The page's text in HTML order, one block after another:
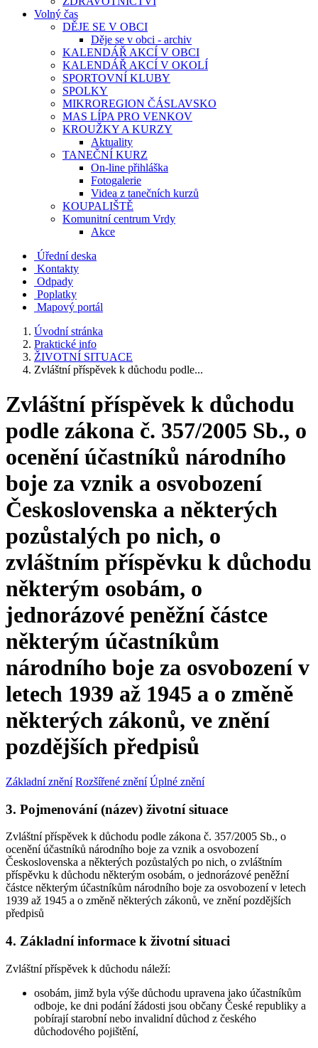
Volný čas
DĚJE SE V OBCI
Děje se v obci - archiv
KALENDÁŘ AKCÍ V OBCI
KALENDÁŘ AKCÍ V OKOLÍ
SPORTOVNÍ KLUBY
SPOLKY
MIKROREGION ČÁSLAVSKO
MAS LÍPA PRO VENKOV
KROUŽKY A KURZY
Aktuality
TANEČNÍ KURZ
On-line přihláška
Fotogalerie
Videa z tanečních kurzů
KOUPALIŠTĚ
Komunitní centrum Vrdy
Akce
Úřední deska
Kontakty
Odpady
Poplatky
Mapový portál
Úvodní stránka
Praktické info
ŽIVOTNÍ SITUACE
Zvláštní příspěvek k důchodu podle...
Zvláštní příspěvek k důchodu
podle zákona č. 357/2005 Sb., o
ocenění účastníků národního
boje za vznik a osvobození
Československa a některých
pozůstalých po nich, o
zvláštním příspěvku k důchodu
některým osobám, o
jednorázové peněžní částce
některým účastníkům
národního boje za osvobození v
letech 1939 až 1945 a o změně
některých zákonů, ve znění
pozdějších předpisů
Základní znění Rozšířené znění Úplné znění
3. Pojmenování (název) životní situace
Zvláštní příspěvek k důchodu podle zákona č. 357/2005 Sb., o
ocenění účastníků národního boje za vznik a osvobození
Československa a některých pozůstalých po nich, o zvláštním
příspěvku k důchodu některým osobám, o jednorázové peněžní
částce některým účastníkům národního boje za osvobození v letech
1939 až 1945 a o změně některých zákonů, ve znění pozdějších
předpisů
4. Základní informace k životní situaci
Zvláštní příspěvek k důchodu náleží:
osobám, jimž byla výše důchodu upravena jako účastníkům
odboje, ke dni podání žádosti jsou občany České republiky a
pobírají starobní nebo invalidní důchod z českého
důchodového pojištění,